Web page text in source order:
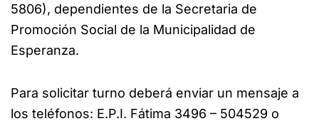
5806), dependientes de la Secretaria de
Promoción Social de la Municipalidad de
Esperanza.
Para solicitar turno deberá enviar un mensaje a
los teléfonos: E.P.I. Fátima 3496 – 504529 o